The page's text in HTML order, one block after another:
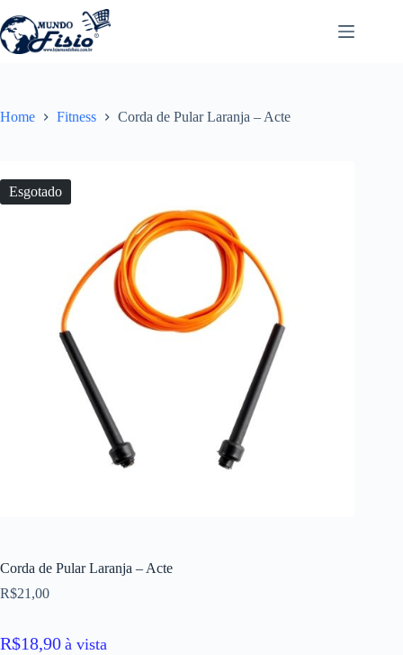
para
o
conteúdo
Home Fitness Corda de Pular Laranja – Acte
Esgotado
Corda de Pular Laranja – Acte
R$21,00
R$18,90 à vista